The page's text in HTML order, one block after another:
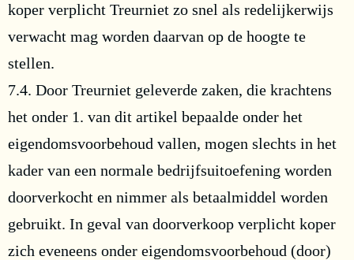
koper verplicht Treurniet zo snel als redelijkerwijs
verwacht mag worden daarvan op de hoogte te
stellen.
7.4. Door Treurniet geleverde zaken, die krachtens
het onder 1. van dit artikel bepaalde onder het
eigendomsvoorbehoud vallen, mogen slechts in het
kader van een normale bedrijfsuitoefening worden
doorverkocht en nimmer als betaalmiddel worden
gebruikt. In geval van doorverkoop verplicht koper
zich eveneens onder eigendomsvoorbehoud (door)